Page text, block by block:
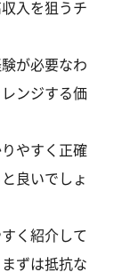
入を狙うチ
が必要なわ
ンジする価
やすく正確
良いでしょ
く紹介して
ずは抵抗な